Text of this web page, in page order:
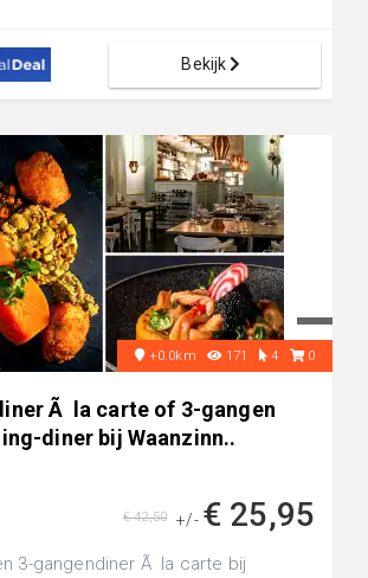
Bekijk
+0.0km 171 4 0
Ã la carte of 3-gangen
diner bij Waanzinn..
+/- € 25,95
€ 42,50
3-gangendiner Ã la carte bij